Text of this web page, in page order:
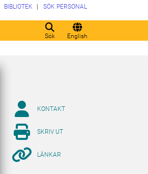
Sök English
BIBLIOTEK SÖK PERSONAL
KONTAKT
SKRIV UT
LÄNKAR